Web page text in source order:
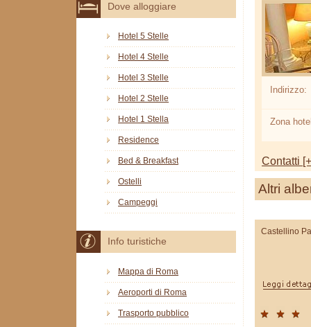
Indirizzo:
Zona
Contatti
Altri
Castellino
Dove alloggiare
Hotel 5 Stelle
Hotel 4 Stelle
Hotel 3 Stelle
Hotel 2 Stelle
Hotel 1 Stella
Residence
Bed & Breakfast
Ostelli
Campeggi
Info turistiche
Mappa di Roma
Aeroporti di Roma
Trasporto pubblico